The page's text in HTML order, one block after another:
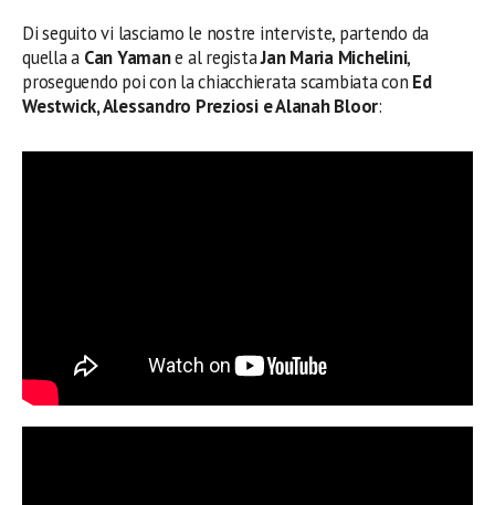
Di seguito vi lasciamo le nostre interviste, partendo da
quella a Can Yamane al registaJan Maria Michelini,
proseguendo poi con la chiacchierata scambiata con Ed
Westwick, Alessandro Preziosi e Alanah Bloor: